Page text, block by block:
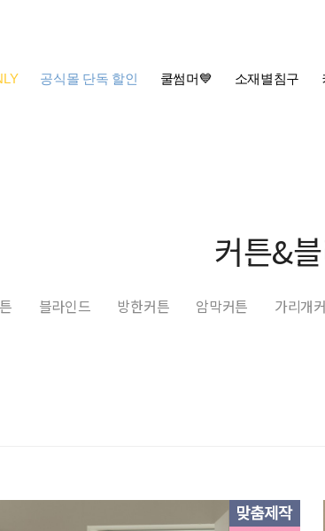
공식몰 단독 할인 쿨썸머💙 소재별침구
커튼&
블라인드 방한커튼 암막커튼 가리개